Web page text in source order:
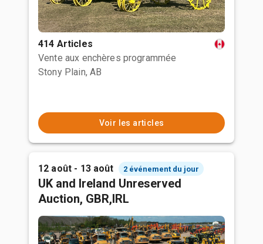
414 Articles
Vente aux enchères programmée
Stony Plain, AB
Voir les articles
12 août - 13 août 2 événement du jour
UK and Ireland Unreserved
Auction, GBR,IRL